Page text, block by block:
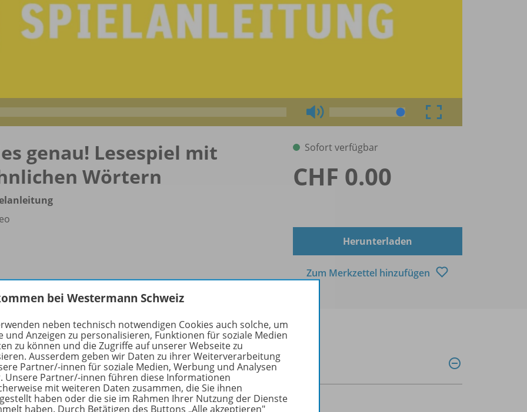
genau! Lesespiel mit
Wörtern
Sofort verfügbar
CHF 0.00
Herunterladen
Zum Merkzettel hinzufügen
bei Westermann Schweiz
neben technisch notwendigen Cookies auch solche, um
und Anzeigen zu personalisieren, Funktionen für soziale Medien
zu können und die Zugriffe auf unserer Webseite zu
Ausserdem geben wir Daten zu ihrer Weiterverarbeitung
Partner/-innen für soziale Medien, Werbung und Analysen
Unsere Partner/-innen führen diese Informationen
mit weiteren Daten zusammen, die Sie ihnen
haben oder die sie im Rahmen Ihrer Nutzung der Dienste
haben. Durch Betätigen des Buttons „Alle akzeptieren"